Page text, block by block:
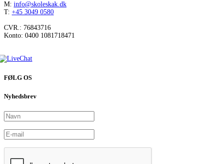
M: info@skoleskak.dk
T: +45 3049 0580
CVR.: 76843716
Konto: 0400 1081718471
FØLG OS
Nyhedsbrev